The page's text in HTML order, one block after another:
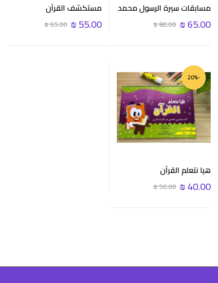
مسابقات سيرة الرسول محمد
(صلى الله عليه وسلم)
₪80.00 ₪65.00
مستكشف القرآن
₪65.00 ₪55.00
-20%
هيا نتعلم القرآن
₪50.00 ₪40.00